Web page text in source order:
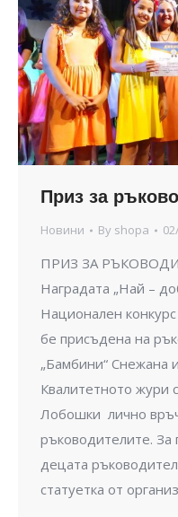
Приз за
Новини By shopa
ПРИЗ ЗА
Наградата „Най –
Национален
бе присъдена на
„Бамбини“
Квалитетното жури
Лобошки лично
ръководителите. За
децата
статуетка от